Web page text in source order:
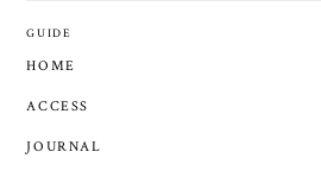
GUIDE
HOME
ACCESS
JOURNAL